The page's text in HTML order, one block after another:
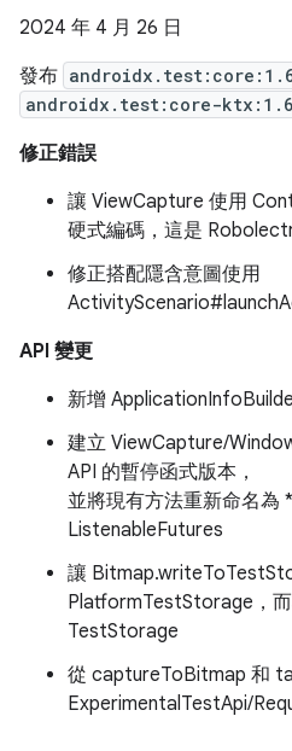
2024 年 4 月 26 日
發布
androidx.test:core-
修正錯誤
讓 ViewCapture 使用
硬式編碼，這是
修正搭配隱含意圖使用
API 變更
新增
建立 ViewCapture/
API 的暫停函式版本，
並將現有方法重新命名為
ListenableFutures
讓
PlatformTestStorage，
TestStorage
從 captureToBitmap 和
ExperimentalTestApi/